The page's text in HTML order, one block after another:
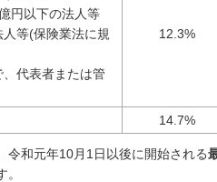
円以下の法人等
等(保険業法に規
代表者または管
12.3%
14.7%
令和元年10月1日以後に開始される